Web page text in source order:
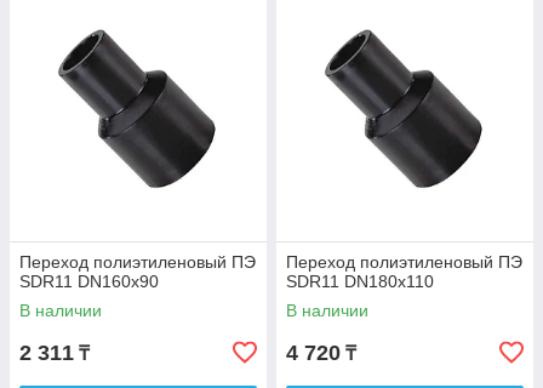
Переход полиэтиленовый ПЭ
SDR11 DN160х90
В наличии
2 311 ₸
Переход полиэтиленовый ПЭ
SDR11 DN180х110
В наличии
4 720 ₸